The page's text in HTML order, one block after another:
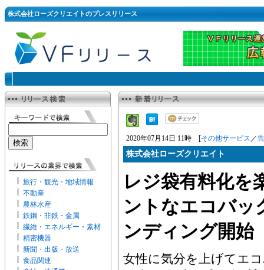
株式会社ローズクリエイトのプレスリリース
旅行・観光・地域情報
不動産
農林水産
鉄鋼・非鉄・金属
繊維・エネルギー・素材
精密機器
新聞・出版・放送
食品関連
2020年07月14日 11時 [その他サービス ／
株式会社ローズクリエイト
レジ袋有料化を
ントなエコバッ
ンディング開始
女性に気分を上げてエ